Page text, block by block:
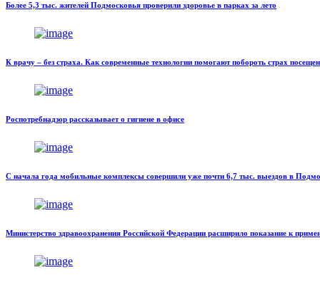
Более 5,3 тыс. жителей Подмосковья проверили здоровье в парках за лето
К врачу – без страха. Как современные технологии помогают побороть страх
Роспотребнадзор рассказывает о гигиене в офисе
С начала года мобильные комплексы совершили уже почти 6,7 тыс. выездов в
Министерство здравоохранения Российской Федерации расширило показание к